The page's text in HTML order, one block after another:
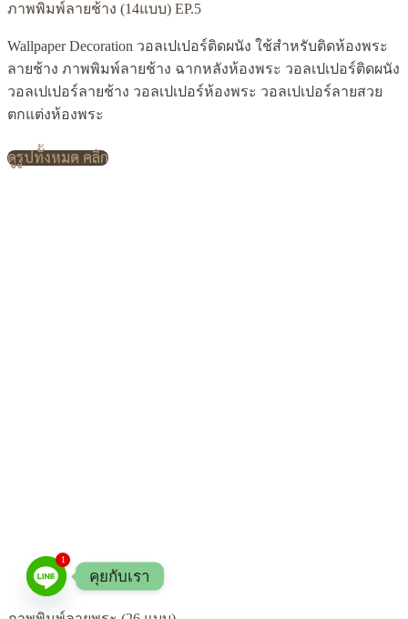
ภาพพิมพ์ลายช้าง (14แบบ) EP.5
Wallpaper Decoration วอลเปเปอร์ติดผนัง ใช้สำหรับติดห้องพระ
ลายช้าง ภาพพิมพ์ลายช้าง ฉากหลังห้องพระ วอลเปเปอร์ติดผนัง
วอลเปเปอร์ลายช้าง วอลเปเปอร์ห้องพระ วอลเปเปอร์ลายสวย
ตกแต่งห้องพระ
ดูรูปทั้งหมด คลิก
1
คุยกับเรา